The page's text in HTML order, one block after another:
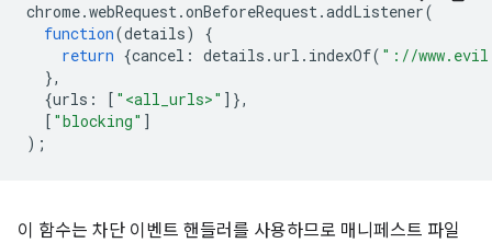
chrome.webRequest.onBeforeRequest.addListener(
function(details)
{
return {cancel : details .url . indexOf( "://
},
{urls : [ "<all_urls>" ]},
[ "blocking" ]
);
이 함수는 차단 이벤트 핸들러를 사용하므로 매니페스트 파일